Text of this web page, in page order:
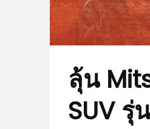
ลุ้น
SUV